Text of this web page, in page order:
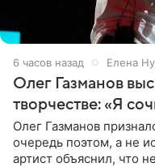
6 часов назад Елена
Олег Газманов
творчестве: «Я
Олег Газманов
очередь поэтом, а не
артист объяснил, что